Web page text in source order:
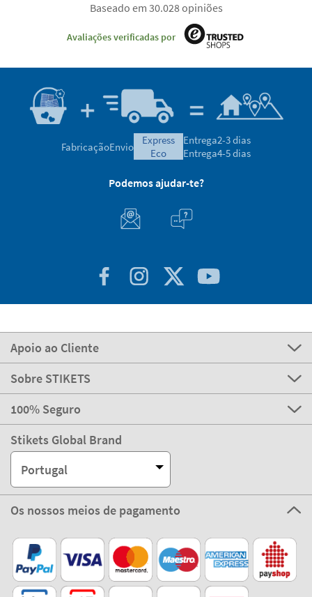
Baseado em 30.028 opiniões
Avaliações verificadas por
FabricaçãoEnvio
express
eco
Entrega2-3 dias
Entrega4-5 dias
Podemos ajudar-te?
Apoio ao Cliente
Sobre STIKETS
100% Seguro
Stikets Global Brand
Portugal
Os nossos meios de pagamento